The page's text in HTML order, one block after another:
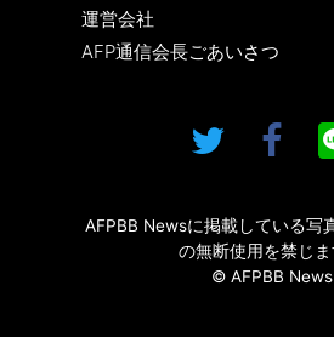
運営会社
AFP通信会長ごあいさつ
AFPBB Newsに掲載している写
の無断使用を禁じま
© AFPBB News